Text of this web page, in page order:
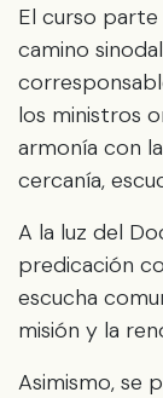
El curso
camino
los ministros
armonía con
cercanía,
A la luz del
predicación
escucha
misión y la
Asimismo, se